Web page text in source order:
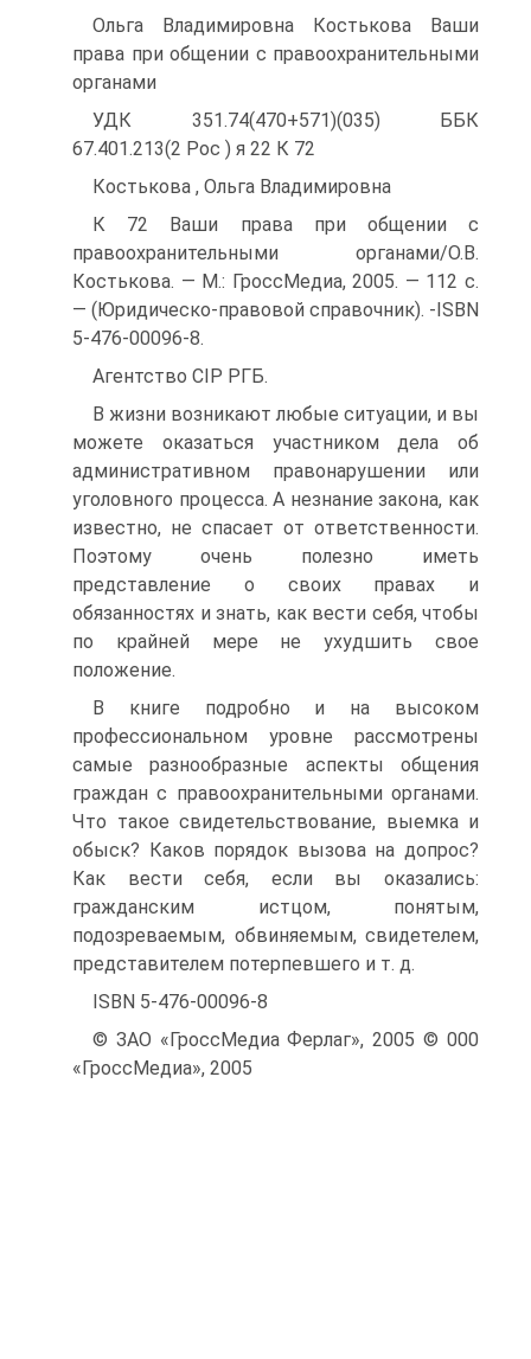
Ольга Владимировна Костькова Ваши
права при общении с правоохранительными
органами
УДК 351.74(470+571)(035) ББК
67.401.213(2 Рос ) я 22 К 72
Костькова , Ольга Владимировна
К 72 Ваши права при общении с
правоохранительными органами/О.В.
Костькова. — М.: ГроссМедиа, 2005. — 112 с.
— (Юридическо-правовой справочник). -ISBN
5-476-00096-8.
Агентство CIP РГБ.
В жизни возникают любые ситуации, и вы
можете оказаться участником дела об
административном правонарушении или
уголовного процесса. А незнание закона, как
известно, не спасает от ответственности.
Поэтому очень полезно иметь
представление о своих правах и
обязанностях и знать, как вести себя, чтобы
по крайней мере не ухудшить свое
положение.
В книге подробно и на высоком
профессиональном уровне рассмотрены
самые разнообразные аспекты общения
граждан с правоохранительными органами.
Что такое свидетельствование, выемка и
обыск? Каков порядок вызова на допрос?
Как вести себя, если вы оказались:
гражданским истцом, понятым,
подозреваемым, обвиняемым, свидетелем,
представителем потерпевшего и т. д.
ISBN 5-476-00096-8
© ЗАО «ГроссМедиа Ферлаг», 2005 © 000
«ГроссМедиа», 2005